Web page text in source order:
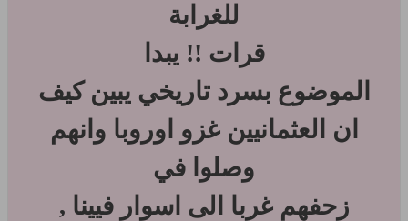
للغرابة
قرات !! يبدا
الموضوع بسرد تاريخي يبين كيف
ان العثمانيين غزو اوروبا وانهم
وصلوا في
زحفهم غربا الى اسوار فيينا ,